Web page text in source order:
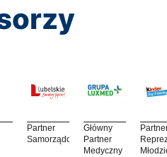
Partner
Samorządowy
Główny
Partner
Medyczny